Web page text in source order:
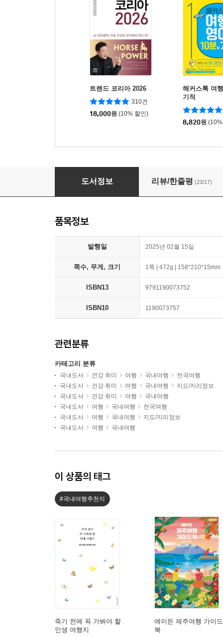
트렌드 코리아 2026
310건
18,000원 (10% 할인)
해커스톡 여
기적
8,820원
에이든 우리나라 전국 여행지도
도서정보 리뷰/한줄평 (23/17)
품목정보
발행일 2025년 02월 15일
쪽수, 무게, 크기 1쪽 | 472g | 158*210*15mm
ISBN13 9791190073752
ISBN10 1190073757
관련분류
카테고리 분류
국내도서 건강 취미 여행 국내여행
전국여행
국내도서
건강 취미 여행 국내여행
지도/지리정보
국내도서
건강 취미 여행
국내여행
국내도서
여행 국내여행
전국여행
국내도서
여행 국내여행
지도/지리정보
국내도서
여행 국내여행
이 상품의 태그
#국내여행추천지
죽기 전에 꼭 가봐야 할
인생 여행지
에이든 제주여행 가이드
북